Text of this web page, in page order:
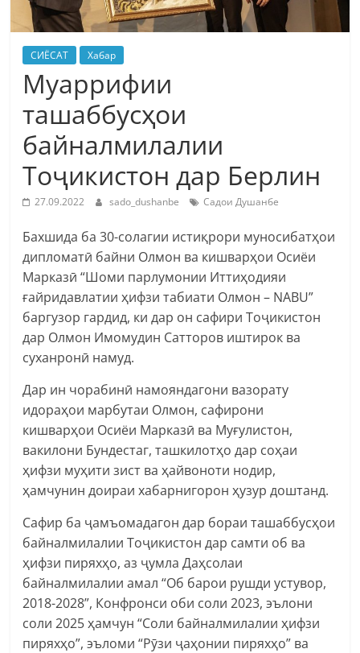
СИЁСАТ Хабар
Муаррифии
ташаббусҳои
байналмилалии
Тоҷикистон дар Берлин
27.09.2022 sado_dushanbe Садои Душанбе
Бахшида ба 30-солагии истиқрори муносибатҳои
дипломатӣ байни Олмон ва кишварҳои Осиёи
Марказӣ “Шоми парлумонии Иттиҳодияи
ғайридавлатии ҳифзи табиати Олмон – NABU”
баргузор гардид, ки дар он сафири Тоҷикистон
дар Олмон Имомудин Сатторов иштирок ва
суханронӣ намуд.
Дар ин чорабинӣ намояндагони вазорату
идораҳои марбутаи Олмон, сафирони
кишварҳои Осиёи Марказӣ ва Муғулистон,
вакилони Бундестаг, ташкилотҳо дар соҳаи
ҳифзи муҳити зист ва ҳайвоноти нодир,
ҳамчунин доираи хабарнигорон ҳузур доштанд.
Сафир ба ҷамъомадагон дар бораи ташаббусҳои
байналмилалии Тоҷикистон дар самти об ва
ҳифзи пиряхҳо, аз ҷумла Даҳсолаи
байналмилалии амал “Об барои рушди устувор,
2018-2028”, Конфронси оби соли 2023, эълони
соли 2025 ҳамчун “Соли байналмилалии ҳифзи
пиряхҳо”, эъломи “Рӯзи ҷаҳонии пиряхҳо” ва